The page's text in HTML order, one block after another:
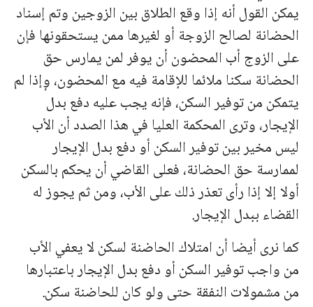
يمكن القول أنه إذا وقع الطلاق بين الزوجين وتم إسناد
الحضانة لصالح الزوجة أو لغيرها ممن يستحقونها فإن
على الزوج أب المحضون أن يوفر لمن يمارس حق
الحضانة سكنا ملائما للإقامة فيه مع المحضون، وٕإذا لم
يتمكن من توفير السكن، فإنه يجب عليه دفع بدل
الإيجار، وترى المحكمة العليا في هذا الصدد أن الأب
ليس مخير بين توفير السكن أو دفع بدل الإيجار
لممارسة حق الحضانة، فعلى القاضي أن يحكم بالسكن
أولا إلا إذا رأى تعذر ذلك على الأب، ومن ثم يجوز له
القضاء ببدل الإيجار.
كما نرى أيضا أن امتلاك الحاضنة لسكن لا يعفي الأب
من واجب توفير السكن أو دفع بدل الإيجار باعتبارها
من مشمولات النفقة حتى ولو كان للحاضنة سكن.